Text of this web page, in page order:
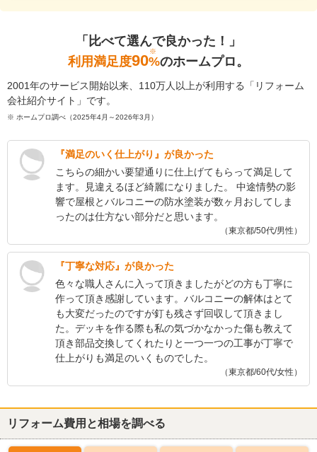
「比べて選んで良かった！」
利用満足度90%
※
のホームプロ。
2001年のサービス開始以来、110万人以上が利用する「リフォーム
会社紹介サイト」です。
※ ホームプロ調べ（2025年4月～2026年3月）
『満足のいく仕上がり』が良かった
こちらの細かい要望通りに仕上げてもらって満足して
ます。見違えるほど綺麗になりました。 中途情勢の影
響で屋根とバルコニーの防水塗装が数ヶ月おしてしま
ったのは仕方ない部分だと思います。
（東京都/50代/男性）
『丁寧な対応』が良かった
色々な職人さんに入って頂きましたがどの方も丁寧に
作って頂き感謝しています。バルコニーの解体はとて
も大変だったのですが釘も残さず回収して頂きまし
た。デッキを作る際も私の気づかなかった傷も教えて
頂き部品交換してくれたりと一つ一つの工事が丁寧で
仕上がりも満足のいくものでした。
（東京都/60代/女性）
リフォーム費用と相場を調べる